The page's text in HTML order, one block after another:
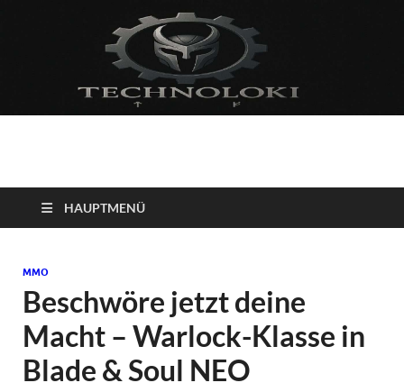
Technoloki: Gaming
und Entertainment
News
Blockbuster, Indie-Perlen und Retro-Klassiker.
HAUPTMENÜ
MMO
Beschwöre jetzt deine
Macht – Warlock-Klasse in
Blade & Soul NEO